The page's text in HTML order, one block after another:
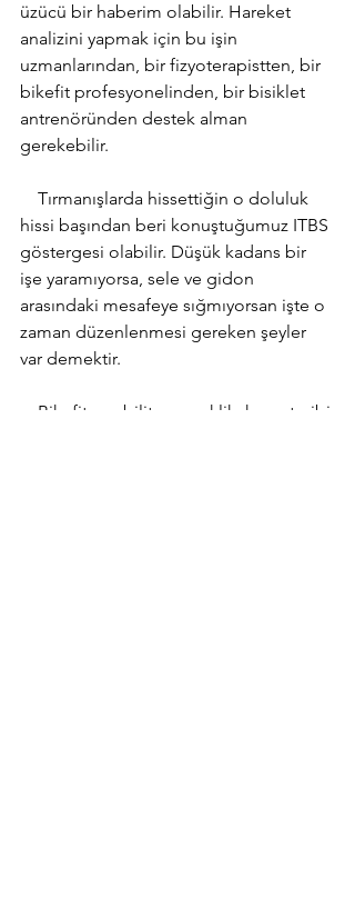
üzücü bir haberim olabilir. Hareket
analizini yapmak için bu işin
uzmanlarından, bir fizyoterapistten, bir
bikefit profesyonelinden, bir bisiklet
antrenöründen destek alman
gerekebilir.
Tırmanışlarda hissettiğin o doluluk
hissi başından beri konuştuğumuz ITBS
göstergesi olabilir. Düşük kadans bir
işe yaramıyorsa, sele ve gidon
arasındaki mesafeye sığmıyorsan işte o
zaman düzenlenmesi gereken şeyler
var demektir.
Bikefit, mobilite, esneklik, kuvvet gibi